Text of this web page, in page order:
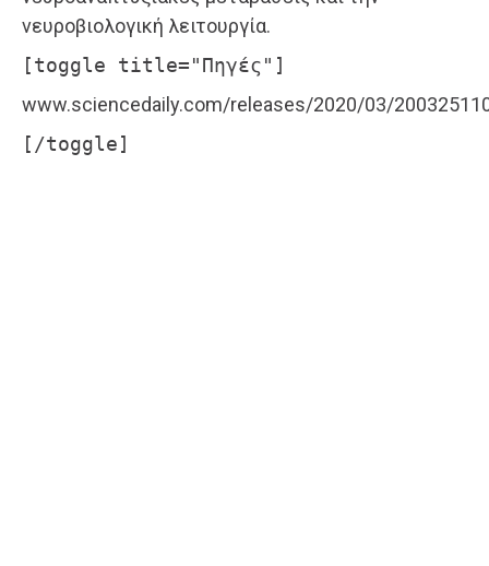
νευροβιολογική λειτουργία.
[toggle title="Πηγές"]
www.sciencedaily.com/releases/2020/03/
[/toggle]